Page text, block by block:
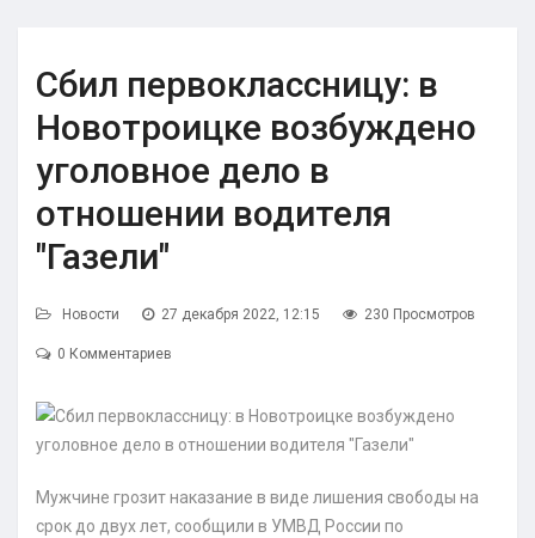
Сбил первоклассницу: в
Новотроицке возбуждено
уголовное дело в
отношении водителя
"Газели"
Новости 27 декабря 2022, 12:15 230 Просмотров
0 Комментариев
Мужчине грозит наказание в виде лишения свободы на
срок до двух лет, сообщили в УМВД России по